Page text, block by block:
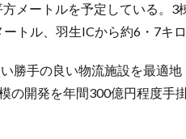
メートルを予定している。3
トル、羽生ICから約6・7キロ
勝手の良い物流施設を最適地
の開発を年間300億円程度手